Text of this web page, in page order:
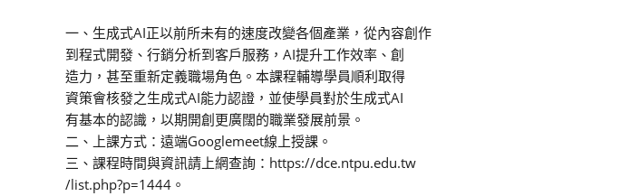
一、生成式AI正以前所未有的速度改變各個產業，從內容創作
到程式開發、行銷分析到客戶服務，AI提升工作效率、創
造力，甚至重新定義職場角色。本課程輔導學員順利取得
資策會核發之生成式AI能力認證，並使學員對於生成式AI
有基本的認識，以期開創更廣闊的職業發展前景。
二、上課方式：遠端Googlemeet線上授課。
三、課程時間與資訊請上網查詢：https://dce.ntpu.edu.tw
/list.php?p=1444。